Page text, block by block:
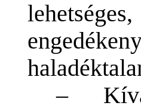
–